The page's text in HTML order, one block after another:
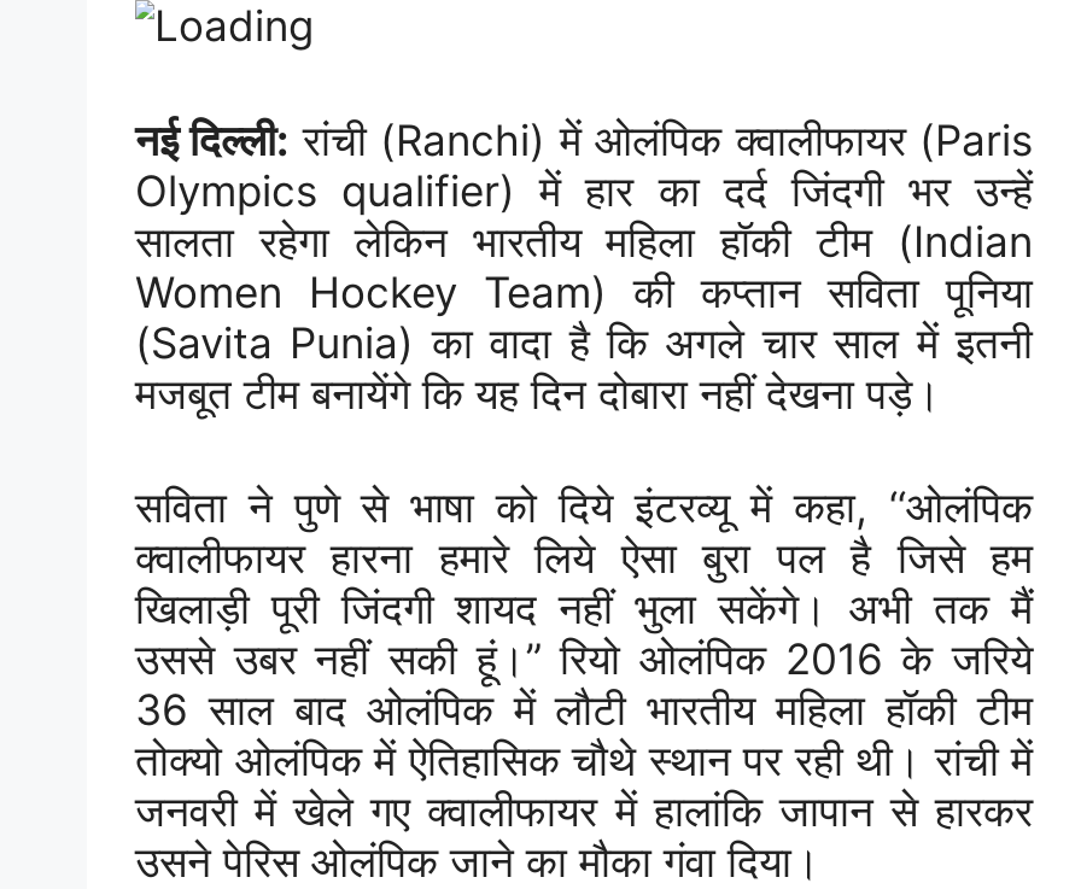
नई दिल्ली: रांची (Ranchi) में ओलंपिक क्वालीफायर (Paris
Olympics qualifier) में हार का दर्द जिंदगी भर उन्हें
सालता रहेगा लेकिन भारतीय महिला हॉकी टीम (Indian
Women Hockey Team) की कप्तान सविता पूनिया
(Savita Punia) का वादा है कि अगले चार साल में इतनी
मजबूत टीम बनायेंगे कि यह दिन दोबारा नहीं देखना पड़े।
सविता ने पुणे से भाषा को दिये इंटरव्यू में कहा, ‘‘ओलंपिक
क्वालीफायर हारना हमारे लिये ऐसा बुरा पल है जिसे हम
खिलाड़ी पूरी जिंदगी शायद नहीं भुला सकेंगे। अभी तक मैं
उससे उबर नहीं सकी हूं।” रियो ओलंपिक 2016 के जरिये
36 साल बाद ओलंपिक में लौटी भारतीय महिला हॉकी टीम
तोक्यो ओलंपिक में ऐतिहासिक चौथे स्थान पर रही थी। रांची में
जनवरी में खेले गए क्वालीफायर में हालांकि जापान से हारकर
उसने पेरिस ओलंपिक जाने का मौका गंवा दिया।